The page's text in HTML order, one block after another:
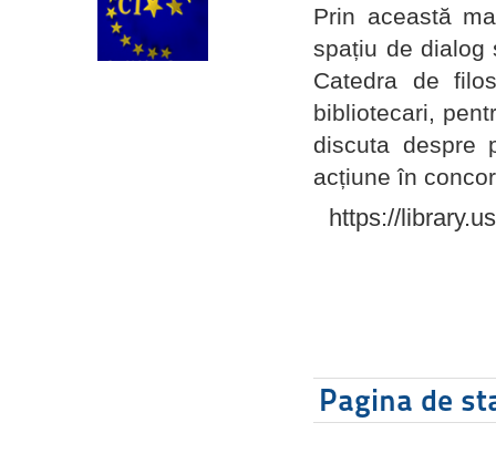
Prin această
spațiu de dialog
Catedra de
bibliotecari,
discuta despre
acțiune în
https://
Pagina de